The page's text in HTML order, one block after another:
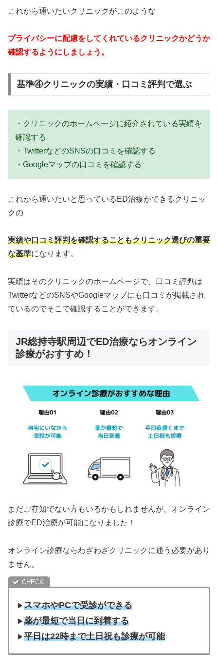
これから通いたいクリニックがこのような
プライバシーに配慮をしてくれているクリニックかどうか
確認するようにしましょう。
基準④クリニックの実績・口コミ評判で選ぶ
・クリニックのホームページに紹介されている実績を
確認する
・TwitterなどのSNSの口コミを確認する
・Googleマップの口コミを確認する
これから通いたいと思っているED治療ができるクリニッ
クの
実績や口コミ評判を確認することもクリニック選びの重要
な基準になります。
実績はそのクリニックのホームページで、口コミ評判は
TwitterなどのSNSやGoogleマップにも口コミが掲載され
ているのでそこで確認することができます。
JR総持寺駅周辺でED治療ならオンライン
診療がおすすめ！
まだご存知でない方もいるかもしれませんが、オンライン
診療でED治療が可能になりました！
オンライン診療ならわざわざクリニックに通う必要があり
ません。
▶︎スマホやPCで受診ができる
▶︎薬が最短で当日に到着する
▶︎平日は22時まで土日祝も診療が可能